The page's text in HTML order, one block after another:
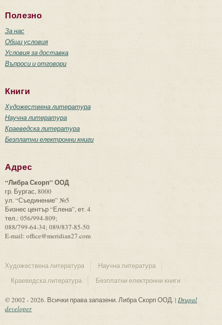
Полезно
За нас
Общи условия
Условия за доставка
Въпроси и отговори
Книги
Художествена литература
Научна литература
Краеведска литература
Безплатни електронни книги
Адрес
“Либра Скорп” ООД
гр. Бургас, 8000
ул. “Съединение” №5
Бизнес център “Елена”, ет. 4
тел.: 056/994-809;
088/799-64-34; 089/837-85-50
E-mail: office@meridian27.com
Художествена литература
Научна литература
Краеведска литература
Безплатни електронни книги
© 2002 - 2026. Всички права запазени. Либра Скорп ООД. | Drupal
developer